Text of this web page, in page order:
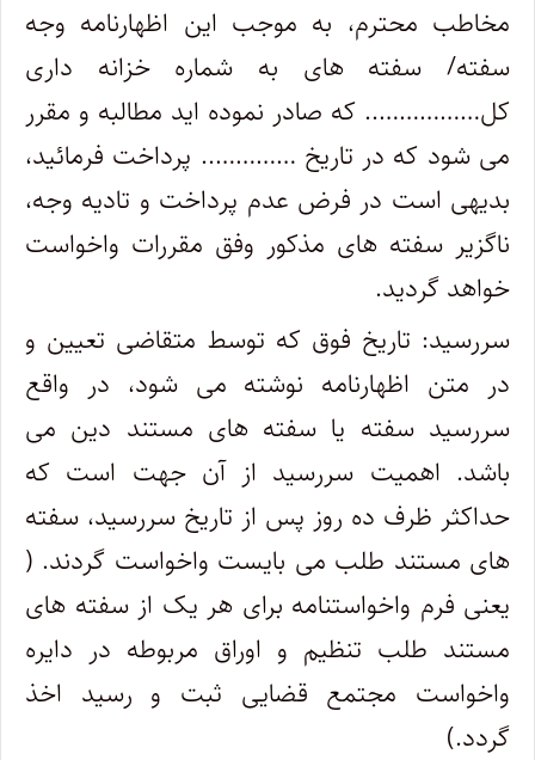
مخاطب محترم، به موجب این اظهارنامه وجه
سفته/ سفته های به شماره خزانه داری
کل…………….. که صادر نموده اید مطالبه و مقرر
می شود که در تاریخ ………….. پرداخت فرمائید،
بدیهی است در فرض عدم پرداخت و تادیه وجه،
ناگزیر سفته های مذکور وفق مقررات واخواست
خواهد گردید.
سررسید: تاریخ فوق که توسط متقاضی تعیین و
در متن اظهارنامه نوشته می شود، در واقع
سررسید سفته یا سفته های مستند دین می
باشد. اهمیت سررسید از آن جهت است که
حداکثر ظرف ده روز پس از تاریخ سررسید، سفته
های مستند طلب می بایست واخواست گردند. (
یعنی فرم واخواستنامه برای هر یک از سفته های
مستند طلب تنظیم و اوراق مربوطه در دایره
واخواست مجتمع قضایی ثبت و رسید اخذ
گردد.)